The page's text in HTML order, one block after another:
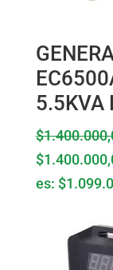
5.5KVA
$
es: